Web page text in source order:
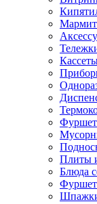
Плиты
Блюда